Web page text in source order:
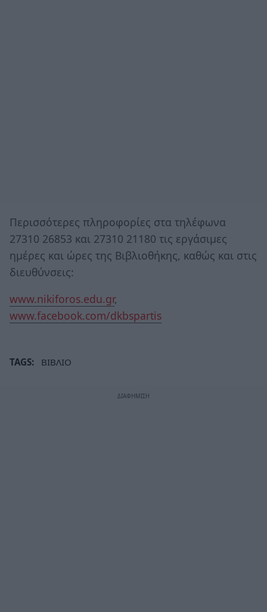
Περισσότερες πληροφορίες στα τηλέφωνα
27310 26853 και 27310 21180 τις εργάσιμες
ημέρες και ώρες της Βιβλιοθήκης, καθώς και στις
διευθύνσεις:
www.nikiforos.edu.gr,
www.facebook.com/dkbspartis
TAGS: ΒΙΒΛΙΟ